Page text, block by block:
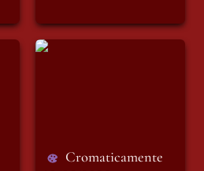
Cromaticamente
Cromaticamente